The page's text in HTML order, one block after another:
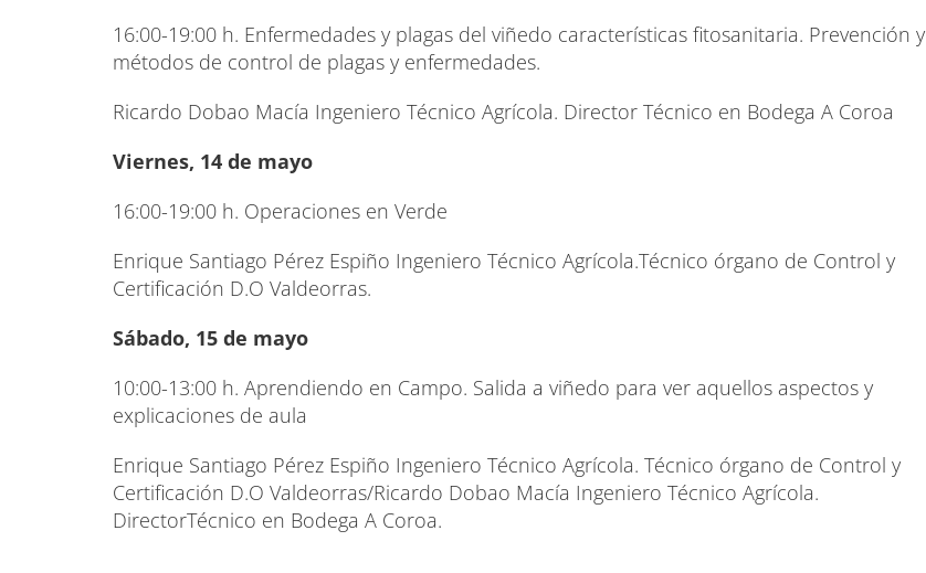
16:00-19:00 h. Enfermedades y plagas del viñedo características fitosanitaria. Prevención y
métodos de control de plagas y enfermedades.
Ricardo Dobao Macía Ingeniero Técnico Agrícola. Director Técnico en Bodega A Coroa
Viernes, 14 de mayo
16:00-19:00 h. Operaciones en Verde
Enrique Santiago Pérez Espiño Ingeniero Técnico Agrícola.Técnico órgano de Control y
Certificación D.O Valdeorras.
Sábado, 15 de mayo
10:00-13:00 h. Aprendiendo en Campo. Salida a viñedo para ver aquellos aspectos y
explicaciones de aula
Enrique Santiago Pérez Espiño Ingeniero Técnico Agrícola. Técnico órgano de Control y
Certificación D.O Valdeorras/Ricardo Dobao Macía Ingeniero Técnico Agrícola.
DirectorTécnico en Bodega A Coroa.